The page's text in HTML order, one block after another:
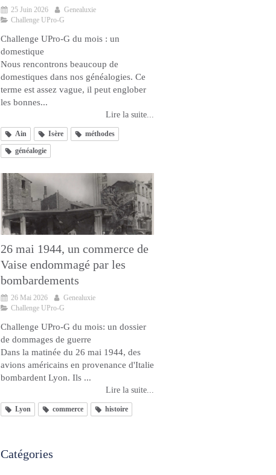
25 Juin 2026
Genealuxie
Challenge UPro-G
Challenge UPro-G du mois : un
domestique
Nous rencontrons beaucoup de
domestiques dans nos généalogies. Ce
terme est assez vague, il peut englober
les bonnes...
Lire la suite...
Ain Isère
méthodes
généalogie
26 mai 1944, un commerce de
Vaise endommagé par les
bombardements
26 Mai 2026
Genealuxie
Challenge UPro-G
Challenge UPro-G du mois: un dossier
de dommages de guerre
Dans la matinée du 26 mai 1944, des
avions américains en provenance d'Italie
bombardent Lyon. Ils ...
Lire la suite...
Lyon commerce histoire
Catégories